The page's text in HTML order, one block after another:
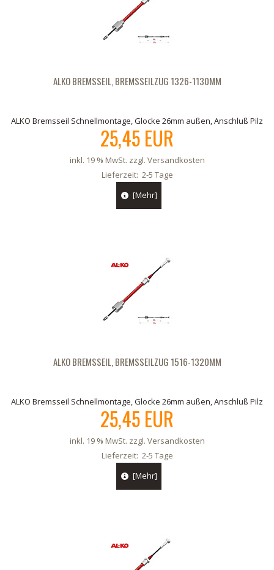
ALKO BREMSSEIL, BREMSSEILZUG 1326-1130MM
ALKO Bremsseil Schnellmontage, Glocke 26mm außen, Anschluß Pilz
25,45 EUR
inkl. 19 % MwSt. zzgl. Versandkosten
Lieferzeit: 2-5 Tage
[Mehr]
ALKO BREMSSEIL, BREMSSEILZUG 1516-1320MM
ALKO Bremsseil Schnellmontage, Glocke 26mm außen, Anschluß Pilz
25,45 EUR
inkl. 19 % MwSt. zzgl. Versandkosten
Lieferzeit: 2-5 Tage
[Mehr]